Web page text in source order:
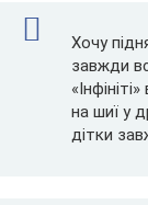
Хочу
завжди
на шиї у
дітки